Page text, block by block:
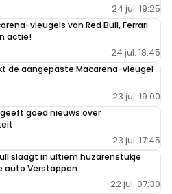
24 jul. 19:25
vleugels van Red Bull, Ferrari
actie!
24 jul. 18:45
de aangepaste Macarena-vleugel
23 jul. 19:00
goed nieuws over
23 jul. 17:45
slaagt in ultiem huzarenstukje
auto Verstappen
22 jul. 07:30